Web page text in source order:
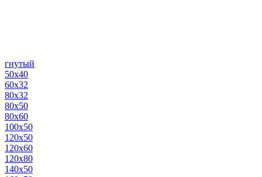
гнутый
50х40
60х32
80х32
80х50
80х60
100х50
120х50
120х60
120х80
140х50